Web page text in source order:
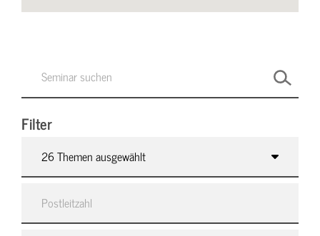
Filter
26 Themen ausgewählt